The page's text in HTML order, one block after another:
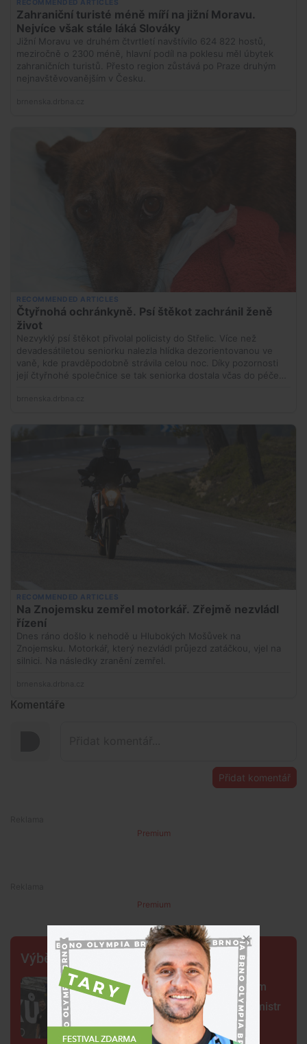
Komentáře
Přidat komentář
Premium
Premium
Výběr šéfredaktora
Centrum Brna ovládli šermíři. Jsem
jako Kung Fu Panda, řekl čerstvý mistr
světa